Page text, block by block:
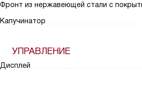
Фронт из нержавеющей стали с
Капучинатор
УПРАВЛЕНИЕ
Дисплей